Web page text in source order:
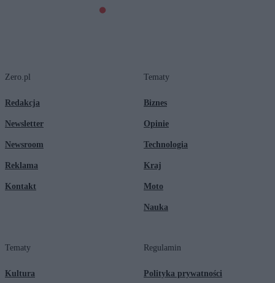
Zero.pl
Redakcja
Newsletter
Newsroom
Reklama
Kontakt
Tematy
Biznes
Opinie
Technologia
Kraj
Moto
Nauka
Tematy
Kultura
Regulamin
Polityka prywatności